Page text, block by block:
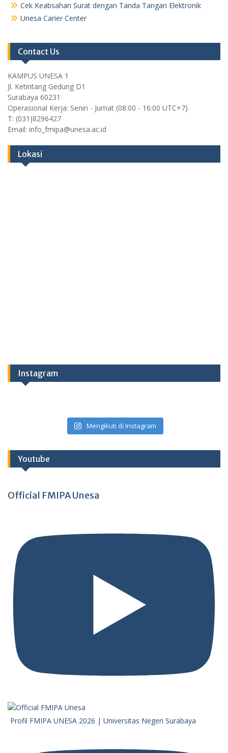
Cek Keabsahan Surat dengan Tanda Tangan Elektronik
Unesa Carier Center
Contact Us
KAMPUS UNESA 1
Jl. Ketintang Gedung D1
Surabaya 60231
Operasional Kerja: Senin - Jumat (08:00 - 16:00 UTC+7)
T: (031)8296427
Email: info_fmipa@unesa.ac.id
Lokasi
Instagram
Mengikuti di Instagram
Youtube
Official FMIPA Unesa
Profil FMIPA UNESA 2026 | Universitas Negeri Surabaya